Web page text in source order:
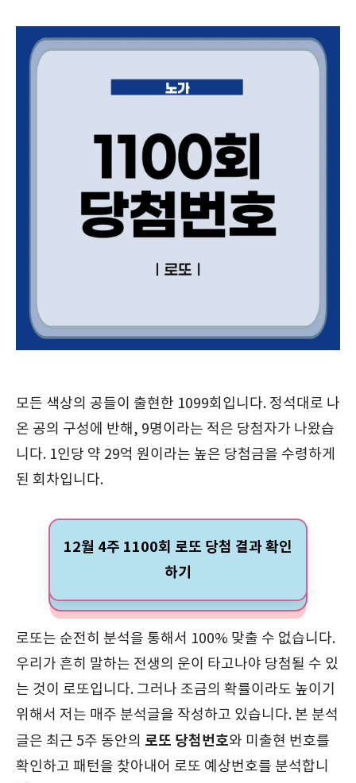
모든 색상의 공들이 출현한 1099회입니다. 정석대로 나
온 공의 구성에 반해, 9명이라는 적은 당첨자가 나왔습
니다. 1인당 약 29억 원이라는 높은 당첨금을 수령하게
된 회차입니다.
12월 4주 1100회 로또 당첨 결과 확인
하기
로또는 순전히 분석을 통해서 100% 맞출 수 없습니다.
우리가 흔히 말하는 전생의 운이 타고나야 당첨될 수 있
는 것이 로또입니다. 그러나 조금의 확률이라도 높이기
위해서 저는 매주 분석글을 작성하고 있습니다. 본 분석
글은 최근 5주 동안의 로또 당첨번호와 미출현 번호를
확인하고 패턴을 찾아내어 로또 예상번호를 분석합니